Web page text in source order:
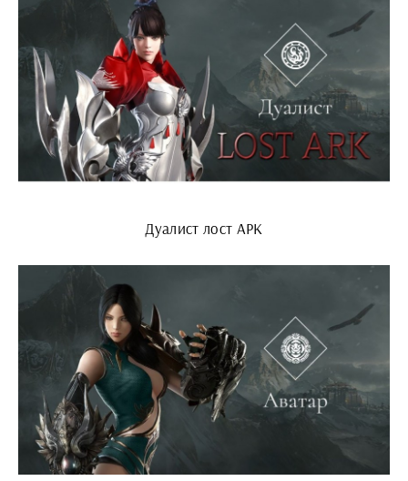
Дуалист лост АРК